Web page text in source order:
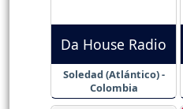
Da House Radio
Soledad (Atlántico) -
Colombia